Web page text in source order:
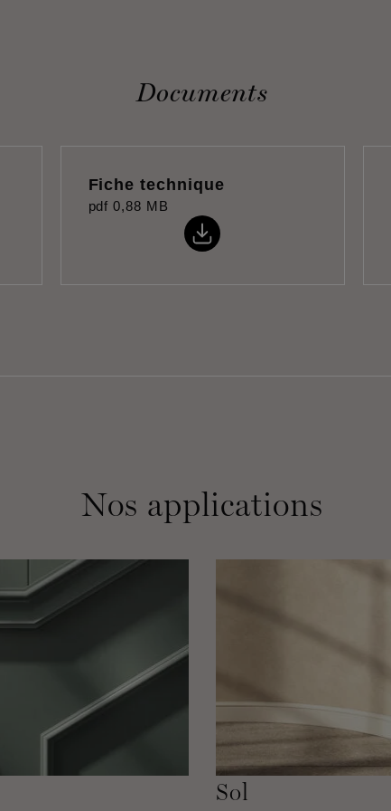
Documents
Fiche technique
pdf 0,88 MB
Nos applications
Sol